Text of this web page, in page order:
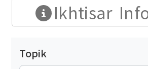
Ikhtisar
Topik